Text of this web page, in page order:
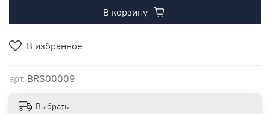
В избранное
арт. BRS00009
В корзину
Выбрать